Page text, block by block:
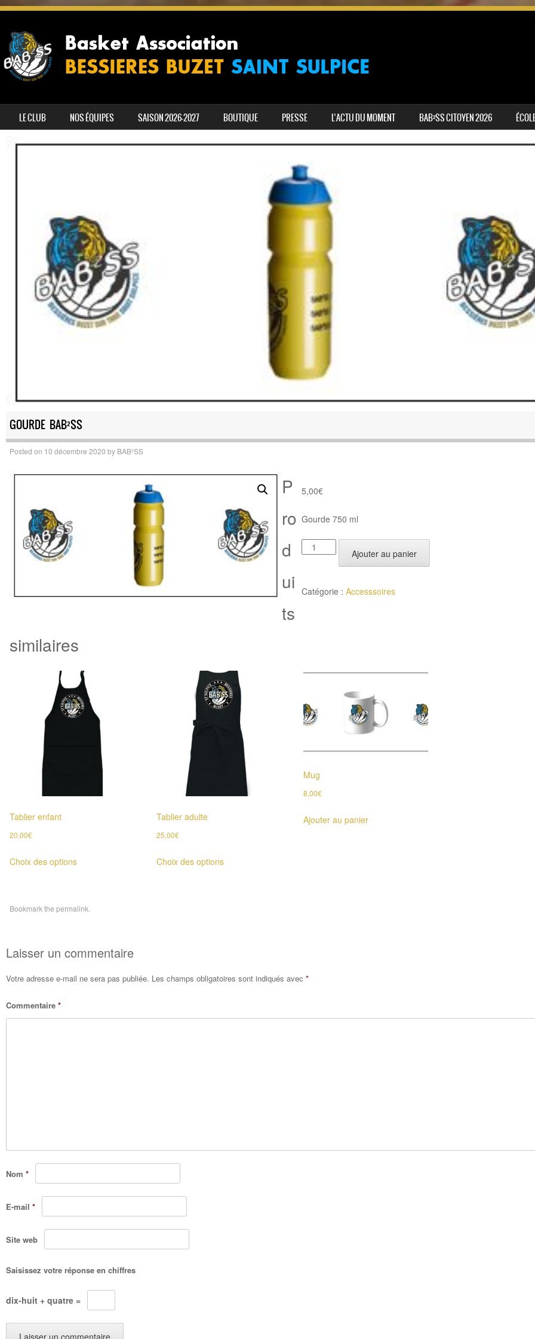
MENU
SKIP TO CONTENT
LE CLUB NOS ÉQUIPES SAISON 2026-2027 BOUTIQUE PRESSE L’ACTU DU MOMENT BAB²SS CITOYEN 2026
GOURDE BAB²SS
Posted on 10 décembre 2020 by BAB²SS
5,00€
Gourde 750 ml
quantité
BAB²SS
Ajouter au panier
Catégorie : Accesssoires
P
ro
d
ui
ts
similaires
Tablier enfant
20,00€
Choix des options
produit
variations.
peuvent
être
Tablier adulte
25,00€
Choix des options
produit
être
Mug
8,00€
Ajouter au panier
Bookmark the permalink.
Post navigation
Laisser un commentaire
Votre adresse e-mail ne sera pas publiée. Les champs obligatoires sont indiqués avec *
Commentaire *
Nom *
E-mail *
Site web
Saisissez votre réponse en chiffres
dix-huit + quatre =